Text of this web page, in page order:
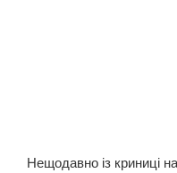
Нещодавно із криниці